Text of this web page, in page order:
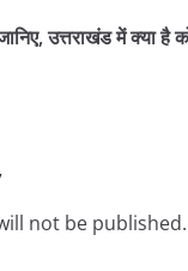
उत्तराखंड में क्या है
not be published.